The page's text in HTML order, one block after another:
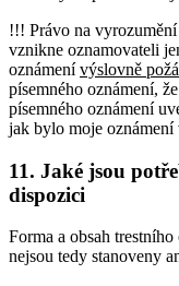
!!! Právo na
vznikne oznamovateli
oznámenívýslovně
písemného oznámení,
písemného oznámení
jak bylo moje
11. Jaké jsou
dispozici
Forma a obsah
nejsou tedy stanoveny